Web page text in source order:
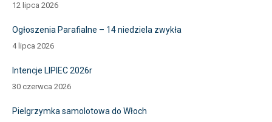
12 lipca 2026
Ogłoszenia Parafialne – 14 niedziela zwykła
4 lipca 2026
Intencje LIPIEC 2026r
30 czerwca 2026
Pielgrzymka samolotowa do Włoch